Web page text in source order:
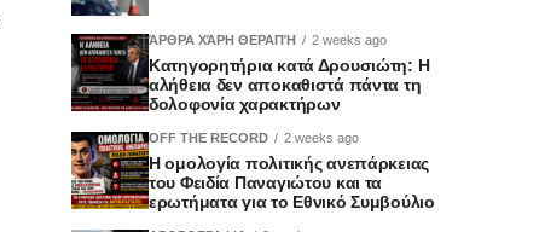
ΆΡΘΡΑ ΧΆΡΗ ΘΕΡΑΠΉ 2 weeks ago
Κατηγορητήρια κατά Δρουσιώτη: Η
αλήθεια δεν αποκαθιστά πάντα τη
δολοφονία χαρακτήρων
OFF THE RECORD 2 weeks ago
Η ομολογία πολιτικής ανεπάρκειας
του Φειδία Παναγιώτου και τα
ερωτήματα για το Εθνικό Συμβούλιο